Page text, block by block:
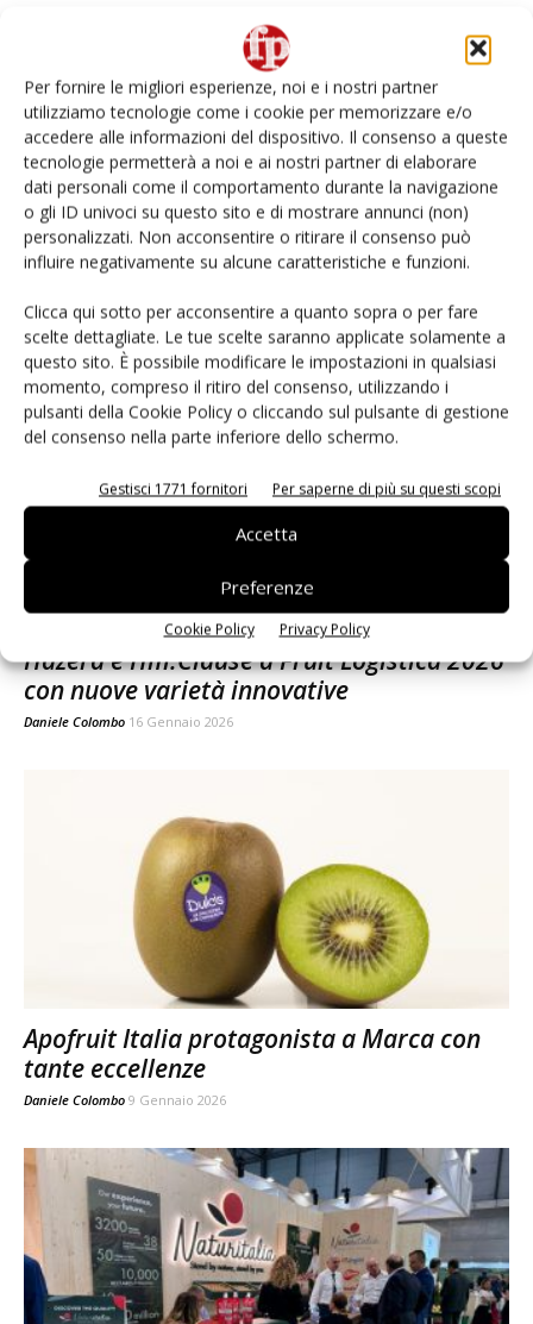
Per fornire le migliori esperienze, noi e i nostri partner
utilizziamo tecnologie come i cookie per memorizzare e/o
accedere alle informazioni del dispositivo. Il consenso a queste
tecnologie permetterà a noi e ai nostri partner di elaborare
dati personali come il comportamento durante la navigazione
o gli ID univoci su questo sito e di mostrare annunci (non)
personalizzati. Non acconsentire o ritirare il consenso può
influire negativamente su alcune caratteristiche e funzioni.
Clicca qui sotto per acconsentire a quanto sopra o per fare
scelte dettagliate. Le tue scelte saranno applicate solamente a
questo sito. È possibile modificare le impostazioni in qualsiasi
momento, compreso il ritiro del consenso, utilizzando i
pulsanti della Cookie Policy o cliccando sul pulsante di gestione
del consenso nella parte inferiore dello schermo.
Gestisci 1771 fornitori Per saperne di più su questi scopi
Accetta
Preferenze
Cookie Policy Privacy Policy
Spreafico, parte la campagna invernale di
Tango Fruit
Daniele Colombo 26 Gennaio 2026
Hazera e Hm.Clause a Fruit Logistica 2026
con nuove varietà innovative
Daniele Colombo 16 Gennaio 2026
Apofruit Italia protagonista a Marca con
tante eccellenze
Daniele Colombo 9 Gennaio 2026